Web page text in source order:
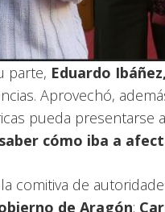
parte, Eduardo
Aprovechó,
pueda presentarse
cómo iba a
comitiva de
de Aragón;